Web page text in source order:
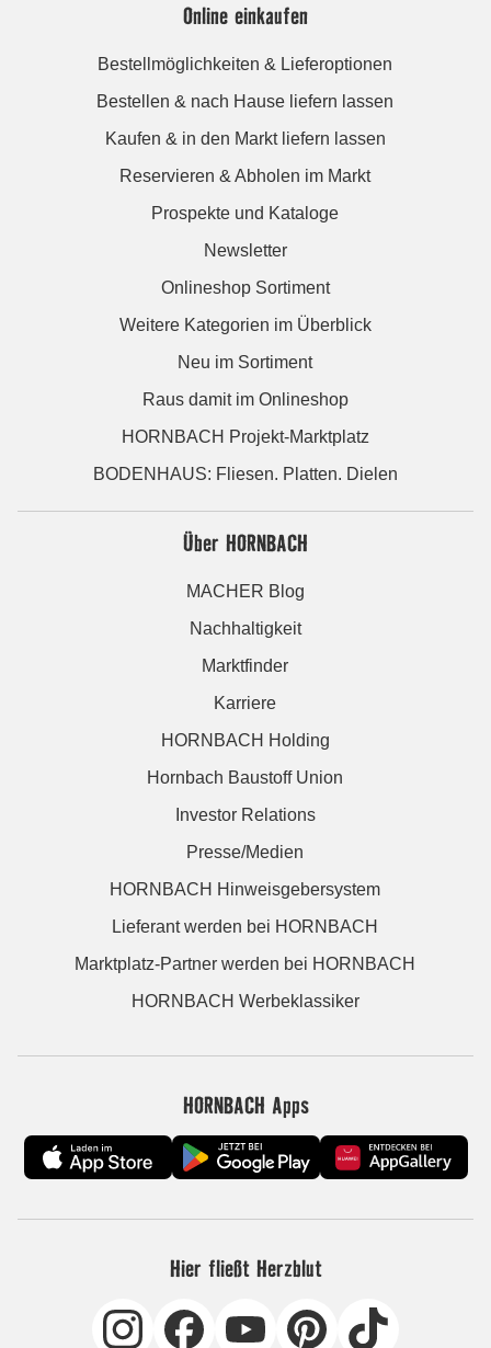
Online einkaufen
Bestellmöglichkeiten & Lieferoptionen
Bestellen & nach Hause liefern lassen
Kaufen & in den Markt liefern lassen
Reservieren & Abholen im Markt
Prospekte und Kataloge
Newsletter
Onlineshop Sortiment
Weitere Kategorien im Überblick
Neu im Sortiment
Raus damit im Onlineshop
HORNBACH Projekt-Marktplatz
BODENHAUS: Fliesen. Platten. Dielen
Über HORNBACH
MACHER Blog
Nachhaltigkeit
Marktfinder
Karriere
HORNBACH Holding
Hornbach Baustoff Union
Investor Relations
Presse/Medien
HORNBACH Hinweisgebersystem
Lieferant werden bei HORNBACH
Marktplatz-Partner werden bei HORNBACH
HORNBACH Werbeklassiker
HORNBACH Apps
Hier fließt Herzblut